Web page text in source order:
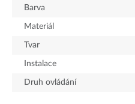
Barva
Materiál
Tvar
Instalace
Druh ovládání